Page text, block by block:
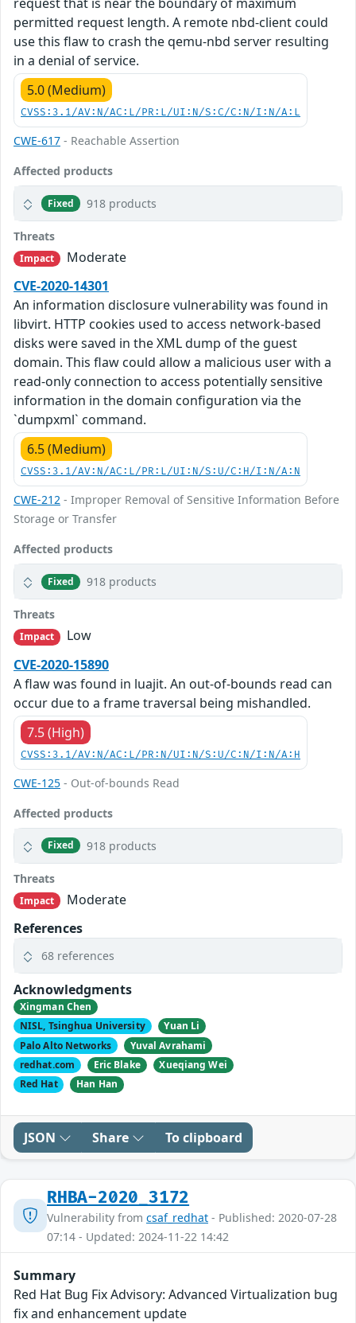
permitted request length. A remote nbd-client could
use this flaw to crash the qemu-nbd server resulting
in a denial of service.
5.0 (Medium)
CVSS:3.1/AV:N/AC:L/PR:L/UI:N/S:C/C:N/I:N/A:L
CWE-617 - Reachable Assertion
Affected products
Fixed 918 products
Threats
Impact
Moderate
CVE-2020-14301
An information disclosure vulnerability was found in
libvirt. HTTP cookies used to access network-based
disks were saved in the XML dump of the guest
domain. This flaw could allow a malicious user with a
read-only connection to access potentially sensitive
information in the domain configuration via the
`dumpxml` command.
6.5 (Medium)
CVSS:3.1/AV:N/AC:L/PR:L/UI:N/S:U/C:H/I:N/A:N
CWE-212 - Improper Removal of Sensitive Information Before
Storage or Transfer
Affected products
Fixed 918 products
Threats
Impact
Low
CVE-2020-15890
A flaw was found in luajit. An out-of-bounds read can
occur due to a frame traversal being mishandled.
7.5 (High)
CVSS:3.1/AV:N/AC:L/PR:N/UI:N/S:U/C:N/I:N/A:H
CWE-125 - Out-of-bounds Read
Affected products
Fixed 918 products
Threats
Impact
Moderate
References
68 references
Acknowledgments
Xingman Chen
NISL, Tsinghua University
Yuan Li
Palo Alto Networks
Yuval Avrahami
redhat.com
Eric Blake
Xueqiang Wei
Red Hat
Han Han
JSON Share To clipboard
RHBA-2020_3172
Vulnerability from csaf_redhat - Published: 2020-07-28
07:14 - Updated: 2024-11-22 14:42
Summary
Red Hat Bug Fix Advisory: Advanced Virtualization bug
fix and enhancement update